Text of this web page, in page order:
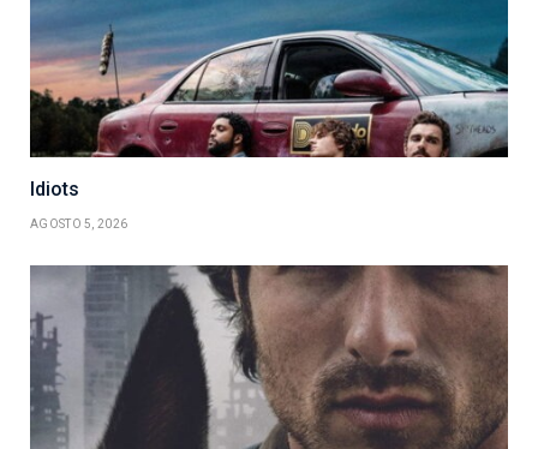
Idiots
AGOSTO 5, 2026